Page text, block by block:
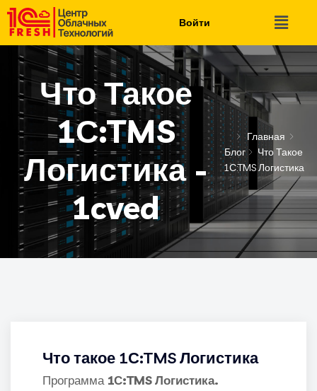
Войти
Что Такое
1С:TMS
Логистика -
1cved
Главная
Блог
Что Такое
1С:TMS Логистика
Что такое 1С:TMS Логистика
Программа 1С:TMS Логистика.